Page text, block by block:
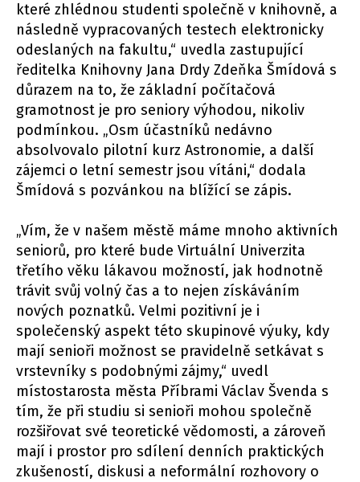
které zhlédnou studenti společně v knihovně, a
následně vypracovaných testech elektronicky
odeslaných na fakultu,“ uvedla zastupující
ředitelka Knihovny Jana Drdy Zdeňka Šmídová s
důrazem na to, že základní počítačová
gramotnost je pro seniory výhodou, nikoliv
podmínkou. „Osm účastníků nedávno
absolvovalo pilotní kurz Astronomie, a další
zájemci o letní semestr jsou vítáni,“ dodala
Šmídová s pozvánkou na blížící se zápis.
„Vím, že v našem městě máme mnoho aktivních
seniorů, pro které bude Virtuální Univerzita
třetího věku lákavou možností, jak hodnotně
trávit svůj volný čas a to nejen získáváním
nových poznatků. Velmi pozitivní je i
společenský aspekt této skupinové výuky, kdy
mají senioři možnost se pravidelně setkávat s
vrstevníky s podobnými zájmy,“ uvedl
místostarosta města Příbrami Václav Švenda s
tím, že při studiu si senioři mohou společně
rozšiřovat své teoretické vědomosti, a zároveň
mají i prostor pro sdílení denních praktických
zkušeností, diskusi a neformální rozhovory o